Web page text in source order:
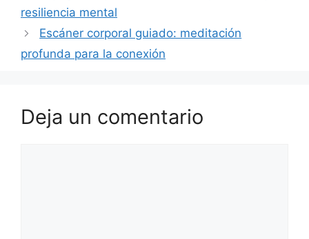
resiliencia mental
Escáner corporal guiado: meditación
profunda para la conexión
Deja un comentario